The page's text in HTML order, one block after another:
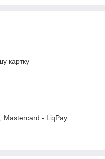
картку
Mastercard - LiqPay